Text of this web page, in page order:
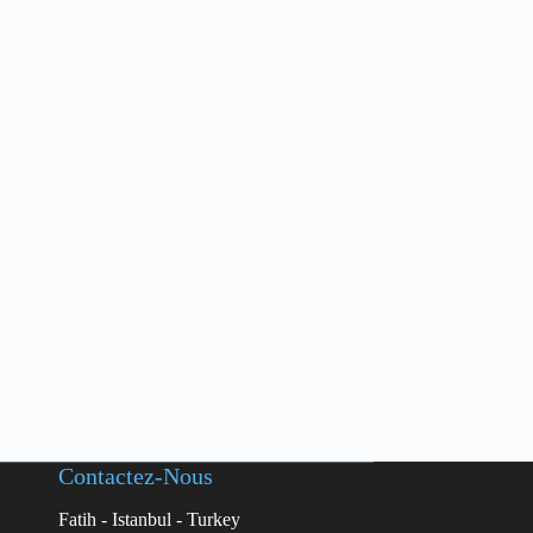
Contactez-Nous
Fatih - Istanbul - Turkey